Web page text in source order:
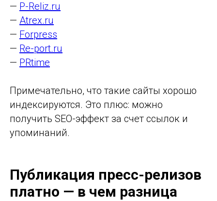
— P-Reliz.ru
— Atrex.ru
— Forpress
— Re-port.ru
— PRtime
Примечательно, что такие сайты хорошо
индексируются. Это плюс: можно
получить SEO-эффект за счет ссылок и
упоминаний.
Публикация пресс-релизов
платно — в чем разница